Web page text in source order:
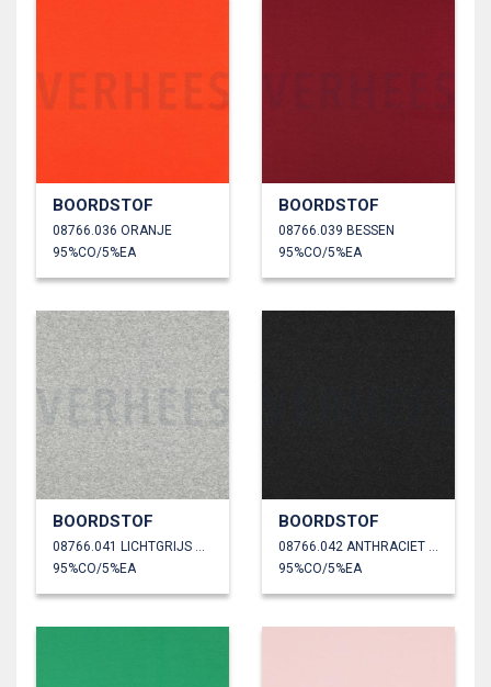
BOORDSTOF
08766.036 ORANJE
95%CO/5%EA
BOORDSTOF
08766.039 BESSEN
95%CO/5%EA
BOORDSTOF
08766.041 LICHTGRIJS GEMÊLEERD
95%CO/5%EA
BOORDSTOF
08766.042 ANTHRACIET GEMÊLEERD
95%CO/5%EA